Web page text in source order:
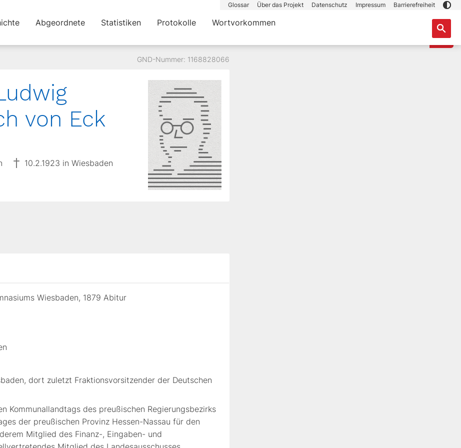
Glossar Über das Projekt Datenschutz Impressum Barrierefreiheit
Abgeordnete Statistiken Protokolle Wortvorkommen
GND-Nummer: 1168828066
von Eck
10.2.1923 in Wiesbaden
Wiesbaden, 1879 Abitur
dort zuletzt Fraktionsvorsitzender der Deutschen
Kommunallandtags des preußischen Regierungsbezirks
der preußischen Provinz Hessen-Nassau für den
Mitglied des Finanz-, Eingaben- und